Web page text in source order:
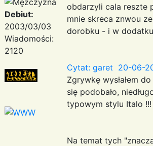
Debiut:
2003/03/03
Wiadomości:
2120
obdarzyli cala reszte
mnie skreca znwou
dorobku - i w
Cytat: garet 20-06-
Zgrywkę wysłałem
się podobało,
typowym stylu Italo !!!
Na temat tych